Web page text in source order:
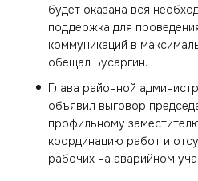
будет оказана вся
поддержка для
коммуникаций в
обещал Бусаргин.
Глава районной
объявил выговор
профильному
координацию работ и
рабочих на аварийном